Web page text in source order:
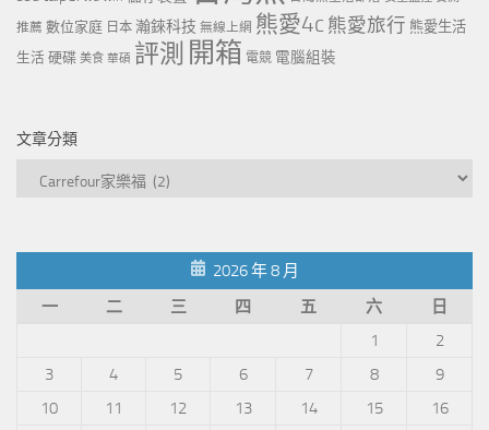
推薦 數位家庭 日本 瀚錸科技 無線上網 熊愛4c熊愛旅行 熊愛生活
生活 硬碟 美食 華碩 評測 開箱 電競 電腦組裝
文章分類
類
2026 年 8 月
一
二 三 四 五 六
日
1
2
3
4 5 6 7 8
9
10
11 12 13 14 15
16